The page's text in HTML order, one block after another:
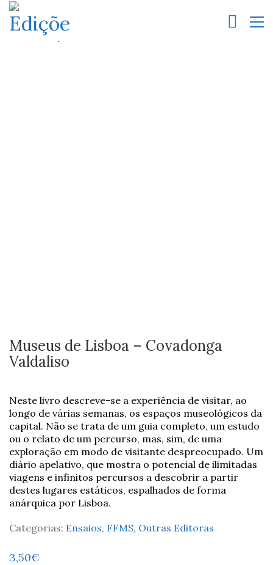
Museus de Lisboa – Covadonga
Valdaliso
Neste livro descreve-se a experiência de visitar, ao
longo de várias semanas, os espaços museológicos da
capital. Não se trata de um guia completo, um estudo
ou o relato de um percurso, mas, sim, de uma
exploração em modo de visitante despreocupado. Um
diário apelativo, que mostra o potencial de ilimitadas
viagens e infinitos percursos a descobrir a partir
destes lugares estáticos, espalhados de forma
anárquica por Lisboa.
Categorias: Ensaios, FFMS, Outras Editoras
3,50€